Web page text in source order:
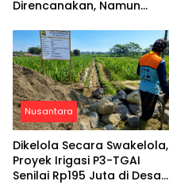
Direncanakan, Namun
Nusantara
Dikelola Secara Swakelola,
Proyek Irigasi P3-TGAI
Senilai Rp195 Juta di Desa